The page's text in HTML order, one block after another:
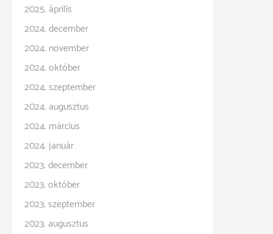
2025. április
2024. december
2024. november
2024. október
2024. szeptember
2024. augusztus
2024. március
2024. január
2023. december
2023. október
2023. szeptember
2023. augusztus